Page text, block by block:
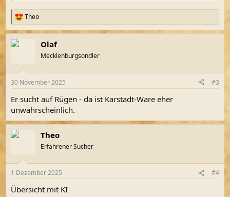
R
e
a
k
e
:
Theo
Olaf
Mecklenburgsondler
30 November 2025 #3
Er sucht auf Rügen - da ist Karstadt-Ware eher
unwahrscheinlich.
Theo
Erfahrener Sucher
1 Dezember 2025 #4
Übersicht mit KI